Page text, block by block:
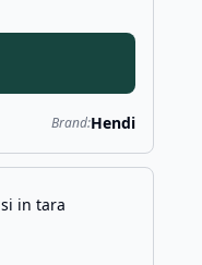
Brand:Hendi
in tara